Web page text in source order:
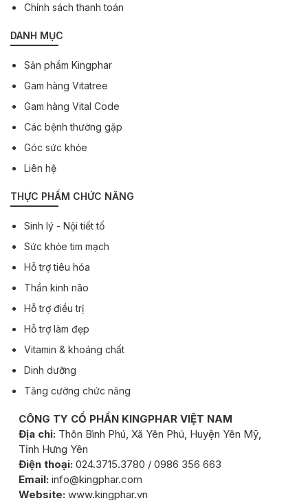
Chính sách thanh toán
DANH MỤC
Sản phẩm Kingphar
Gam hàng Vitatree
Gam hàng Vital Code
Các bệnh thường gặp
Góc sức khỏe
Liên hệ
THỰC PHẨM CHỨC NĂNG
Sinh lý - Nội tiết tố
Sức khỏe tim mạch
Hỗ trợ tiêu hóa
Thần kinh não
Hỗ trợ điều trị
Hỗ trợ làm đẹp
Vitamin & khoáng chất
Dinh dưỡng
Tăng cường chức năng
CÔNG TY CỔ PHẦN KINGPHAR VIỆT NAM
Địa chỉ: Thôn Bình Phú, Xã Yên Phú, Huyện Yên Mỹ,
Tỉnh Hưng Yên
Điện thoại: 024.3715.3780 / 0986 356 663
Email: info@kingphar.com
Website: www.kingphar.vn